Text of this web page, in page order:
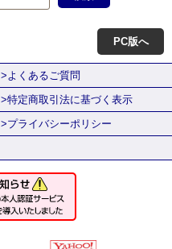
PC版へ
>よくあるご質問
>特定商取引法に基づく表示
>プライバシーポリシー